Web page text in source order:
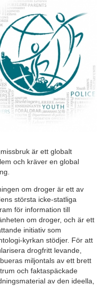
är ett globalt
och kräver en global
om droger är ett av
största icke-statliga
för information till
om droger, och är ett
initiativ som
kyrkan stödjer. För att
drogfritt levande,
miljontals av ett brett
och faktaspäckade
av den ideella,